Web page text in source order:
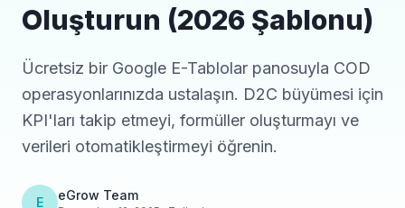
Oluşturun (2026 Şablonu)
Ücretsiz bir Google E-Tablolar panosuyla COD
operasyonlarınızda ustalaşın. D2C büyümesi için
KPI'ları takip etmeyi, formüller oluşturmayı ve
verileri otomatikleştirmeyi öğrenin.
E eGrow Team